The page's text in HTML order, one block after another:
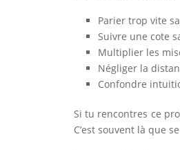
Parier trop vite
Suivre une cote
Multiplier les
Négliger la
Confondre
Si tu rencontres ce
C’est souvent là que